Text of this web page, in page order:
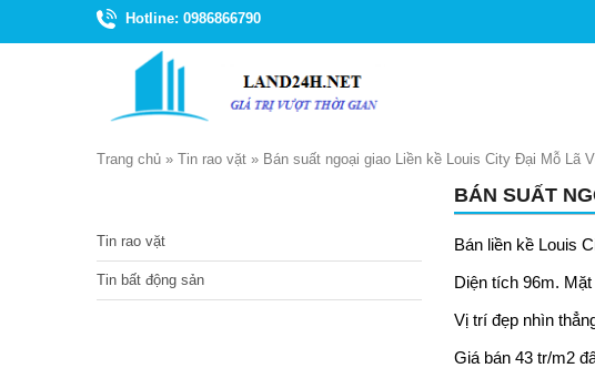
Hotline: 0986866790
Trang chủ » Tin rao vặt » Bán suất ngoại giao Liền kề Louis City Đại Mỗ Lã
BÁN SUẤT
Bán liền kề Louis
Diện tích 96m.
Vị trí đẹp nhìn
Giá bán 43 tr/m2
Tin rao vặt
Tin bất động sản